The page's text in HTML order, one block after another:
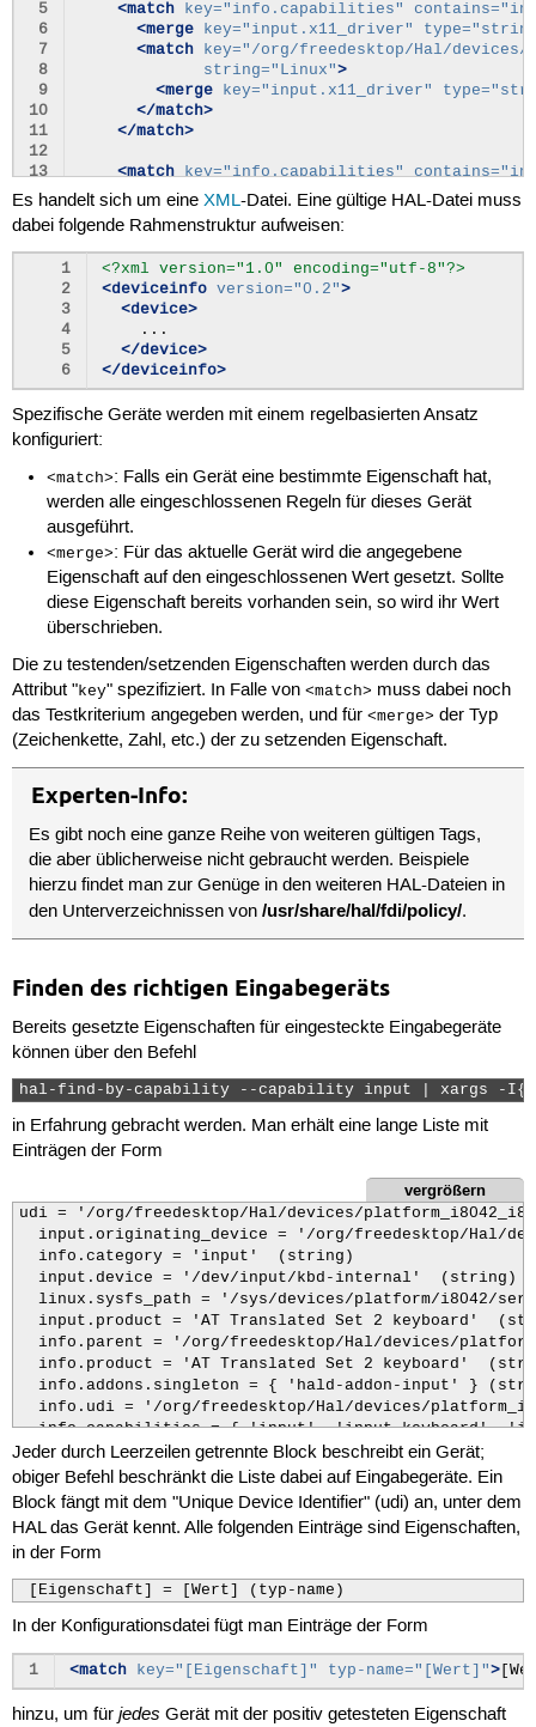
5
6
7
8
9
10
11
12
13
14
16
17
<match key="info.capabilities" contains=
<merge
key="input.x11_driver" type=
<match
key="/org/freedesktop/Hal/devices/
string="Linux">
<merge
key="input.x11_driver" type=
</match>
</match>
<match key="info.capabilities" contains=
<!-- If we're using Linux, we use evdev
           keyboard otherwise). -->
<merge key="input.x11_driver"
<match key="/org/freedesktop/Hal/devices/
string="Linux">
<merge
key="input.x11_driver"
</match>
</match>
</device>
</deviceinfo>
Es handelt sich um eine XML-Datei. Eine gültige HAL-Datei muss
dabei folgende Rahmenstruktur aufweisen:
1
2
3
4
5
6
<?xml version="1.0" encoding="utf-8"?>
<deviceinfo version="0.2">
<device>
</device>
</deviceinfo>
Spezifische Geräte werden mit einem regelbasierten Ansatz
konfiguriert:
<match>: Falls ein Gerät eine bestimmte Eigenschaft hat,
werden alle eingeschlossenen Regeln für dieses Gerät
ausgeführt.
<merge>: Für das aktuelle Gerät wird die angegebene
Eigenschaft auf den eingeschlossenen Wert gesetzt. Sollte
diese Eigenschaft bereits vorhanden sein, so wird ihr Wert
überschrieben.
Die zu testenden/setzenden Eigenschaften werden durch das
Attribut "key" spezifiziert. In Falle von <match> muss dabei noch
das Testkriterium angegeben werden, und für <merge> der Typ
(Zeichenkette, Zahl, etc.) der zu setzenden Eigenschaft.
Experten-Info:
Es gibt noch eine ganze Reihe von weiteren gültigen Tags,
die aber üblicherweise nicht gebraucht werden. Beispiele
hierzu findet man zur Genüge in den weiteren HAL-Dateien in
den Unterverzeichnissen von/usr/share/hal/fdi/policy/.
Finden des richtigen Eingabegeräts
Bereits gesetzte Eigenschaften für eingesteckte Eingabegeräte
können über den Befehl
hal-find-by-capability --capability input | xargs -
in Erfahrung gebracht werden. Man erhält eine lange Liste mit
Einträgen der Form
vergrößern
udi = '/org/freedesktop/Hal/devices/
input.originating_device = '/org/freedesktop/Hal/
  info.category = 'input'  (string)
  input.device = '/dev/input/kbd-internal'  (string)
linux.sysfs_path = '/sys/devices/platform/i8042/
input.product = 'AT Translated Set 2 keyboard'
info.parent = '/org/freedesktop/Hal/devices/
info.product = 'AT Translated Set 2 keyboard'
info.addons.singleton = { 'hald-addon-input' }
info.udi = '/org/freedesktop/Hal/devices/
info.capabilities = { 'input', 'input.keyboard',
  ...
Jeder durch Leerzeilen getrennte Block beschreibt ein Gerät;
obiger Befehl beschränkt die Liste dabei auf Eingabegeräte. Ein
Block fängt mit dem "Unique Device Identifier" (udi) an, unter dem
HAL das Gerät kennt. Alle folgenden Einträge sind Eigenschaften,
in der Form
[Eigenschaft] = [Wert] (typ-name)
In der Konfigurationsdatei fügt man Einträge der Form
1 <match key="[Eigenschaft]" typ-name="[Wert]">
hinzu, um für jedes Gerät mit der positiv getesteten Eigenschaft